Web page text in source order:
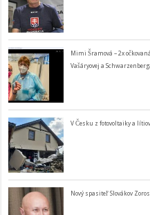
Mimi Šramová – 2x
Vašáryovej a
V Česku z fotovoltaiky a
Nový spasiteľ Slovákov